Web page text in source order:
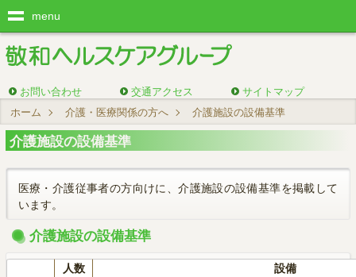
menu
お問い合わせ 交通アクセス
サイトマップ
ホーム
介護・医療関係の方へ 介護施設の設備基準
介護施設の設備基準
医療・介護従事者の方向けに、介護施設の設備基準を掲載して
います。
介護施設の設備基準
人数
設備